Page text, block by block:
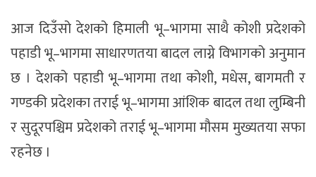
आज दिउँसो देशको हिमाली भू–भागमा साथै कोशी प्रदेशको
पहाडी भू–भागमा साधारणतया बादल लाग्ने विभागको अनुमान
छ । देशको पहाडी भू–भागमा तथा कोशी, मधेस, बागमती र
गण्डकी प्रदेशका तराई भू–भागमा आंशिक बादल तथा लुम्बिनी
र सुदूरपश्चिम प्रदेशको तराई भू–भागमा मौसम मुख्यतया सफा
रहनेछ ।